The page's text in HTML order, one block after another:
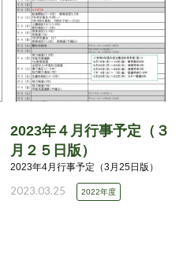
2023年４月行事予定（３
月２５日版）
2023年4月行事予定（3月25日版）
2023.03.25 2022年度